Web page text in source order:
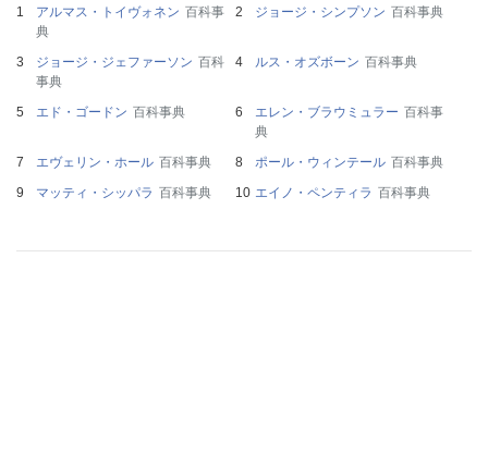
アルマス・トイヴォネン 百科事
典
ジョージ・シンプソン 百科事典
ジョージ・ジェファーソン 百科
事典
ルス・オズボーン 百科事典
エド・ゴードン 百科事典 エレン・ブラウミュラー 百科事
典
エヴェリン・ホール 百科事典 ポール・ウィンテール 百科事典
マッティ・シッパラ 百科事典 エイノ・ペンティラ 百科事典